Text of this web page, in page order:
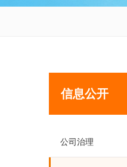
信息公开
公司治理